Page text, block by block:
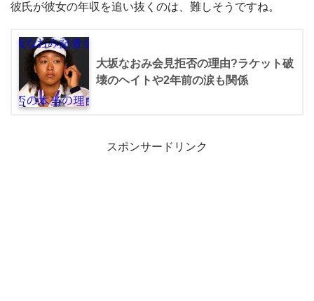
彼氏が彼女の年収を追い抜くのは、難しそうですね。
大坂なおみ会見拒否の理由?ラケット破
壊のヘイトや2年前の涙も関係
スポンサードリンク